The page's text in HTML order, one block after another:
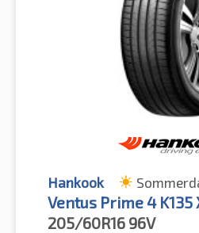
Hankook
Ventus Prime 4 K135
205/60R16 96V